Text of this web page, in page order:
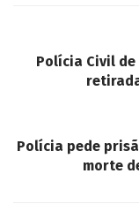
Polícia Civil
Polícia pede
morte